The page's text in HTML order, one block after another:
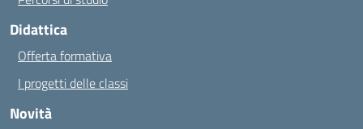
Didattica
Offerta formativa
I progetti delle classi
Novità